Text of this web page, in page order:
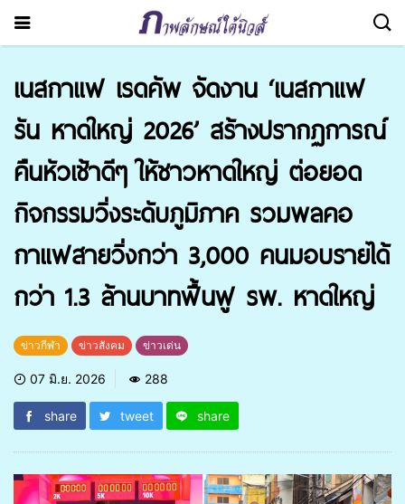
เนสกาแฟ เรดคัพ จัดงาน ‘เนสกาแฟ
รัน หาดใหญ่ 2026’ สร้างปรากฏการณ์
คืนหัวเช้าดีๆ ให้ชาวหาดใหญ่ ต่อยอด
กิจกรรมวิ่งระดับภูมิภาค รวมพลคอ
กาแฟสายวิ่งกว่า 3,000 คนมอบรายได้
กว่า 1.3 ล้านบาทฟื้นฟู รพ. หาดใหญ่
ข่าวกีฬา ข่าวสังคม ข่าวเด่น
07 มิ.ย. 2026 288
share tweet share